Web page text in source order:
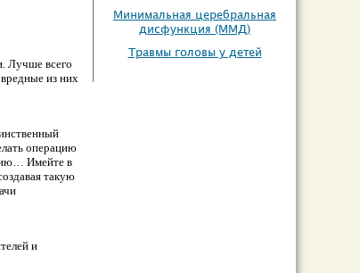
Лучше всего
из них
операцию
Имейте в
такую
и
Минимальная церебральная
дисфункция (ММД)
Травмы головы у детей